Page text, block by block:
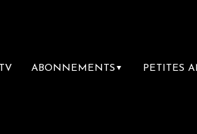
TV ABONNEMENTS ▼ PETITES